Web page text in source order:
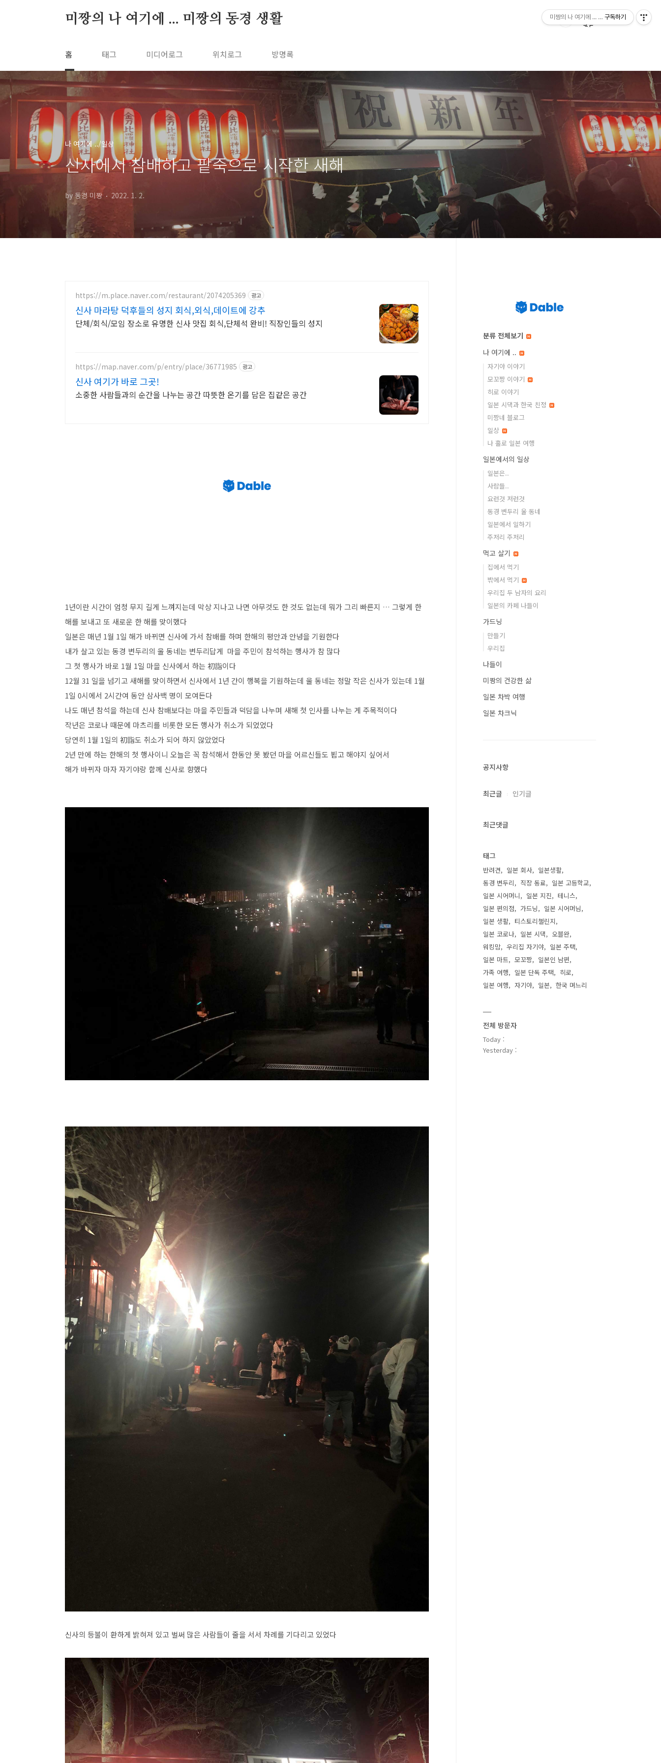
미짱의 나 여기에 ... 미짱의 동경 생활
홈 태그 미디어로그 위치로그 방명록
나 여기에 ../일상
신사에서 참배하고 팥죽으로 시작한 새해
by 동경 미짱 2022. 1. 2.
https://m.place.naver.com/restaurant/2074205369 광고
신사 마라탕 덕후들의 성지 회식,외식,데이트에 강추
단체/회식/모임 장소로 유명한 신사 맛집 회식,단체석 완비! 직장인들의 성지
https://map.naver.com/p/entry/place/36771985 광고
신사 여기가 바로 그곳!
소중한 사람들과의 순간을 나누는 공간 따뜻한 온기를 담은 집같은 공간
1년이란 시간이 엄청 무지 길게 느껴지는데 막상 지나고 나면 아무것도 한 것도 없는데 뭐가 그리 빠른지 … 그렇게 한
해를 보내고 또 새로운 한 해를 맞이했다
일본은 매년 1월 1일 해가 바뀌면 신사에 가서 참배를 하며 한해의 평안과 안녕을 기원한다
내가 살고 있는 동경 변두리의 울 동네는 변두리답게 마을 주민이 참석하는 행사가 참 많다
그 첫 행사가 바로 1월 1일 마을 신사에서 하는 初詣이다
12월 31 일을 넘기고 새해를 맞이하면서 신사에서 1년 간이 행복을 기원하는데 울 동네는 정말 작은 신사가 있는데 1월
1일 0시에서 2시간여 동안 삼사백 명이 모여든다
나도 매년 참석을 하는데 신사 참배보다는 마을 주민들과 덕담을 나누며 새해 첫 인사를 나누는 게 주목적이다
작년은 코로나 때문에 마츠리를 비롯한 모든 행사가 취소가 되었었다
당연히 1월 1일의 初詣도 취소가 되어 하지 않았었다
2년 만에 하는 한해의 첫 행사이니 오늘은 꼭 참석해서 한동안 못 봤던 마을 어르신들도 뵙고 해야지 싶어서
해가 바뀌자 마자 자기야랑 함께 신사로 향했다
신사의 등불이 환하게 밝혀져 있고 벌써 많은 사람들이 줄을 서서 차례를 기다리고 있었다
분류 전체보기
나 여기에 ..
자기야 이야기
모꼬짱 이야기
히로 이야기
일본 시댁과 한국 친정
미짱네 블로그
일상
나 홀로 일본 여행
일본에서의 일상
일본은..
사람들..
요런것 저런것
동경 변두리 울 동네
일본에서 일하기
주저리 주저리
먹고 살기
집에서 먹기
밖에서 먹기
우리집 두 남자의 요리
일본의 카페 나들이
가드닝
만들기
우리집
나들이
미짱의 건강한 삶
일본 차박 여행
일본 차크닉
공지사항
최근글 인기글
최근댓글
태그
반려견 일본 회사
일본생활
동경 변두리
직장 동료
일본 고등학교
일본 시어머니
일본 지진
테니스
일본 편의점
가드닝
일본 시어머님
일본 생활
티스토리챌린지
일본 코로나
일본 시댁
오블완
워킹맘
우리집 자기야
일본 주택
일본 마트
모꼬짱
일본인 남편
가족 여행
일본 단독 주택
히로
일본 여행
자기야 일본 한국 며느리
전체 방문자
Today :
Yesterday :
미짱의 나 여기에 ... 미짱의 동경 생활
구독하기